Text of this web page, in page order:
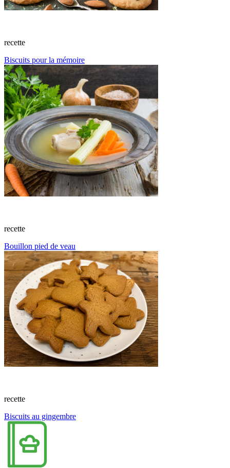
recette
Biscuits pour la mémoire
recette
Bouillon pied de veau
recette
Biscuits au gingembre